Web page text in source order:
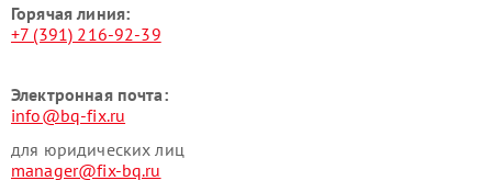
Горячая линия:
+7 (391) 216-92-39
Электронная почта:
info@bq-fix.ru
для юридических лиц
manager@fix-bq.ru